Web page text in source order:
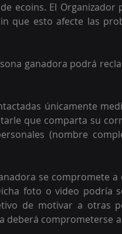
de ecoins. El
que esto afecte las
ganadora podrá
únicamente
que comparta su
(nombre
se compromete
foto o video podría
de motivar a otras
deberá comprometerse